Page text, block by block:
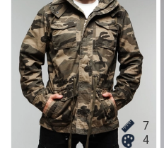
7
4